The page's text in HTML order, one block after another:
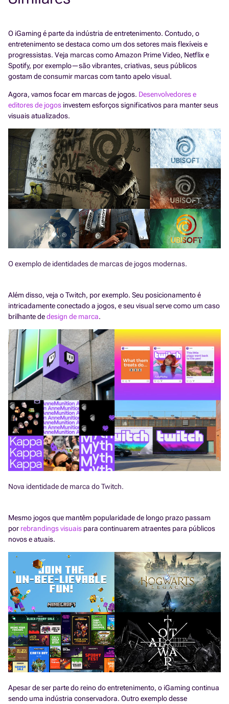
O iGaming é parte da indústria de entretenimento. Contudo, o
entretenimento se destaca como um dos setores mais flexíveis e
progressistas. Veja marcas como Amazon Prime Video, Netflix e
Spotify, por exemplo—são vibrantes, criativas, seus públicos
gostam de consumir marcas com tanto apelo visual.
Agora, vamos focar em marcas de jogos. Desenvolvedores e
editores de jogos investem esforços significativos para manter seus
visuais atualizados.
O exemplo de identidades de marcas de jogos modernas.
Além disso, veja o Twitch, por exemplo. Seu posicionamento é
intricadamente conectado a jogos, e seu visual serve como um caso
brilhante dedesign de marca.
Nova identidade de marca do Twitch.
Mesmo jogos que mantêm popularidade de longo prazo passam
por rebrandings visuais para continuarem atraentes para públicos
novos e atuais.
Apesar de ser parte do reino do entretenimento, o iGaming continua
sendo uma indústria conservadora. Outro exemplo desse